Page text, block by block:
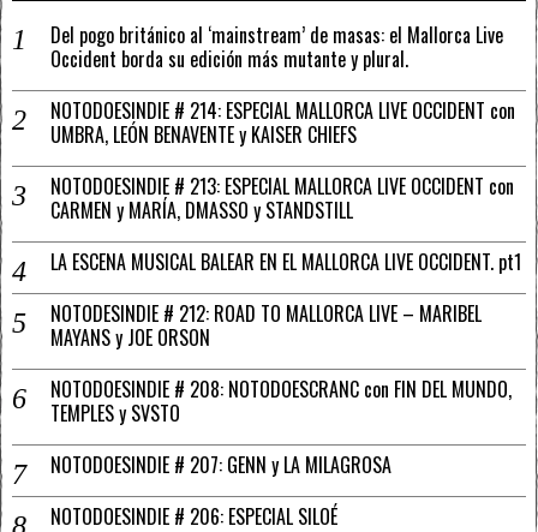
Del pogo británico al ‘mainstream’ de masas: el Mallorca Live
Occident borda su edición más mutante y plural.
NOTODOESINDIE # 214: ESPECIAL MALLORCA LIVE OCCIDENT con
UMBRA, LEÓN BENAVENTE y KAISER CHIEFS
NOTODOESINDIE # 213: ESPECIAL MALLORCA LIVE OCCIDENT con
CARMEN y MARÍA, DMASSO y STANDSTILL
LA ESCENA MUSICAL BALEAR EN EL MALLORCA LIVE OCCIDENT. pt1
NOTODESINDIE # 212: ROAD TO MALLORCA LIVE – MARIBEL
MAYANS y JOE ORSON
NOTODOESINDIE # 208: NOTODOESCRANC con FIN DEL MUNDO,
TEMPLES y SVSTO
NOTODOESINDIE # 207: GENN y LA MILAGROSA
NOTODOESINDIE # 206: ESPECIAL SILOÉ